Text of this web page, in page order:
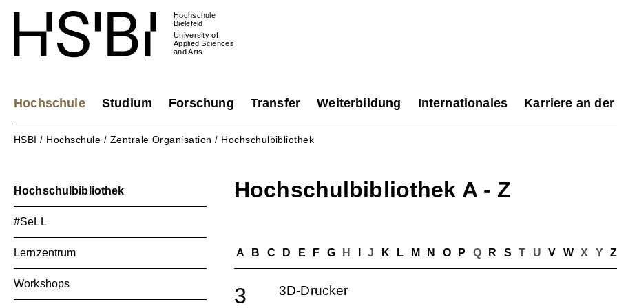
Hochschule
Bielefeld
University of
Applied Sciences
and Arts
Hochschule Studium Forschung Transfer Weiterbildung Internationales Karriere an der
HSBI / Hochschule / Zentrale Organisation / Hochschulbibliothek
Hochschulbibliothek A - Z
A B C D E F G H J K L M N O P Q R S T U V W X Y Z
3 3D-Drucker
Hochschulbibliothek
#SeLL
Lernzentrum
Workshops